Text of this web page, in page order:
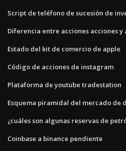
Script de teléfono de sucesión de
Diferencia entre acciones acciones y
Estado del kit de comercio de apple
Código de acciones de instagram
Plataforma de youtube tradestation
Esquema piramidal del mercado de
¿cuáles son algunas reservas de
Coinbase a binance pendiente